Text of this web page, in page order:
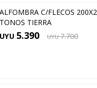
ALFOMBRA C/FLECOS
TONOS TIERRA
UYU 5.390 UYU 7.700